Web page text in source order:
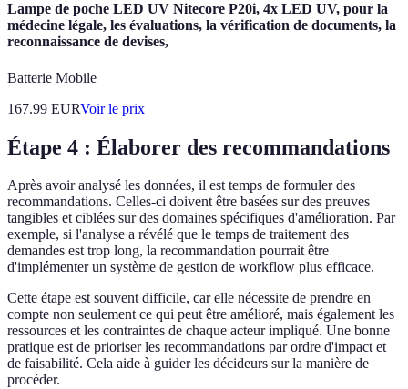
Lampe de poche LED UV Nitecore P20i, 4x LED UV, pour la
médecine légale, les évaluations, la vérification de documents, la
reconnaissance de devises,
Batterie Mobile
167.99 EURVoir le prix
Étape 4 : Élaborer des recommandations
Après avoir analysé les données, il est temps de formuler des
recommandations. Celles-ci doivent être basées sur des preuves
tangibles et ciblées sur des domaines spécifiques d'amélioration. Par
exemple, si l'analyse a révélé que le temps de traitement des
demandes est trop long, la recommandation pourrait être
d'implémenter un système de gestion de workflow plus efficace.
Cette étape est souvent difficile, car elle nécessite de prendre en
compte non seulement ce qui peut être amélioré, mais également les
ressources et les contraintes de chaque acteur impliqué. Une bonne
pratique est de prioriser les recommandations par ordre d'impact et
de faisabilité. Cela aide à guider les décideurs sur la manière de
procéder.